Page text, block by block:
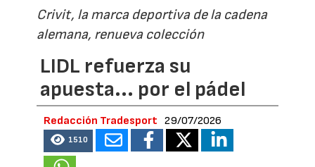
Crivit, la marca deportiva de la cadena
alemana, renueva colección
LIDL refuerza su
apuesta... por el pádel
Redacción Tradesport 29/07/2026
1510